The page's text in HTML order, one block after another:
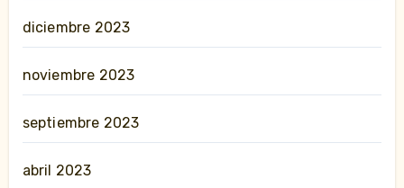
diciembre 2023
noviembre 2023
septiembre 2023
abril 2023